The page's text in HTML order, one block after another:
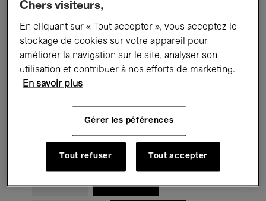
Tous les événements Concerts
Expositions Films Performances
Rencontres & Débats
Musique classique Global Music
Musique électronique
Pour tous Kids’ Palace
Chers visiteurs,
En cliquant sur « Tout accepter », vous acceptez le
stockage de cookies sur votre appareil pour
améliorer la navigation sur le site, analyser son
utilisation et contribuer à nos efforts de marketing.
En savoir plus
Gérer les péférences
Tout refuser Tout accepter